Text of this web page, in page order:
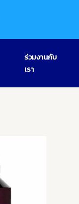
ร่วมงานกับ
เรา
variants.